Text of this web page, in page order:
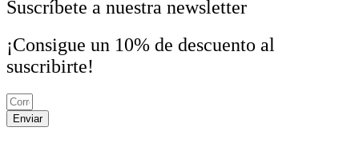
Suscríbete a nuestra newsletter
¡Consigue un 10% de descuento al
suscribirte!
Enviar